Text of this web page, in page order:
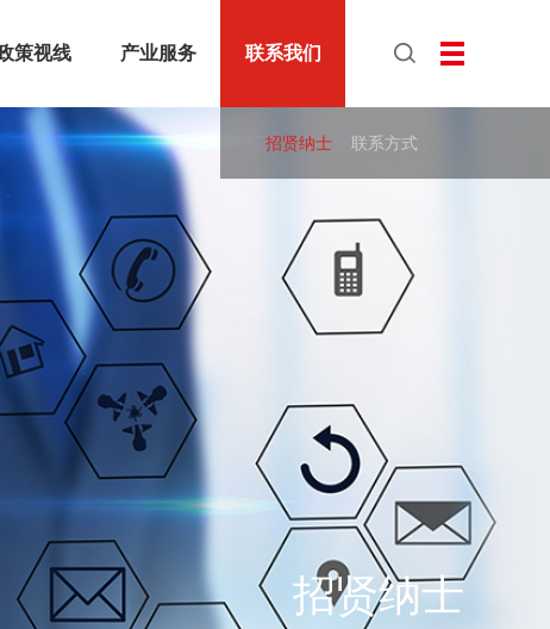
策视线 产业服务 联系我们
科研技术平台
招贤纳士 联系方式
招贤纳士